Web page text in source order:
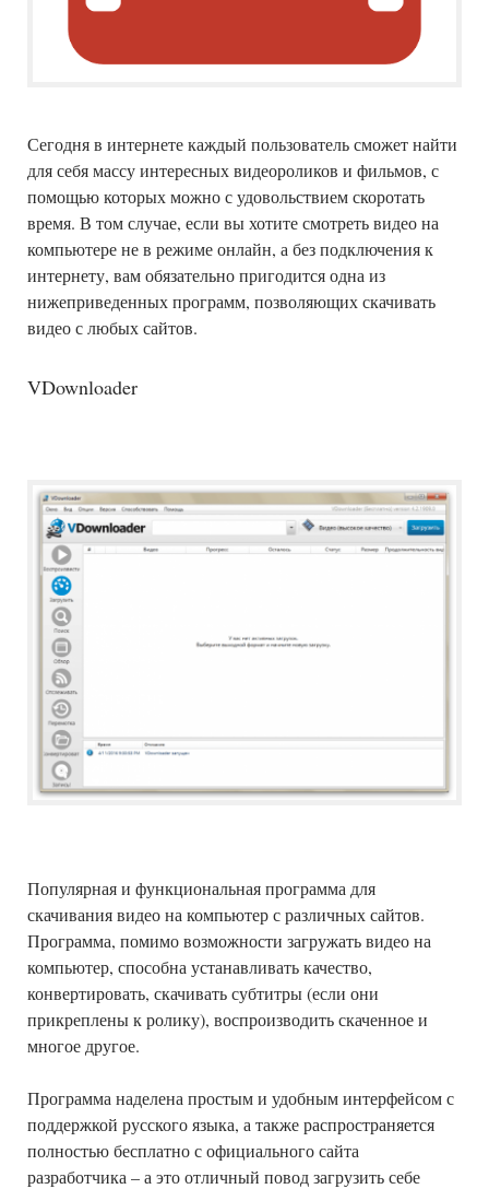
Сегодня в интернете каждый пользователь сможет найти
для себя массу интересных видеороликов и фильмов, с
помощью которых можно с удовольствием скоротать
время. В том случае, если вы хотите смотреть видео на
компьютере не в режиме онлайн, а без подключения к
интернету, вам обязательно пригодится одна из
нижеприведенных программ, позволяющих скачивать
видео с любых сайтов.
VDownloader
Популярная и функциональная программа для
скачивания видео на компьютер с различных сайтов.
Программа, помимо возможности загружать видео на
компьютер, способна устанавливать качество,
конвертировать, скачивать субтитры (если они
прикреплены к ролику), воспроизводить скаченное и
многое другое.
Программа наделена простым и удобным интерфейсом с
поддержкой русского языка, а также распространяется
полностью бесплатно с официального сайта
разработчика – а это отличный повод загрузить себе